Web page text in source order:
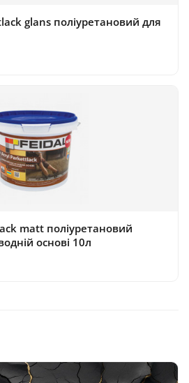
glans поліуретановий для
matt поліуретановий
основі 10л